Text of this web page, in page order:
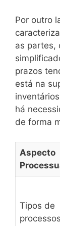
Por outro
as partes,
prazos
está na
há
de forma
Aspecto
Tipos de
processos